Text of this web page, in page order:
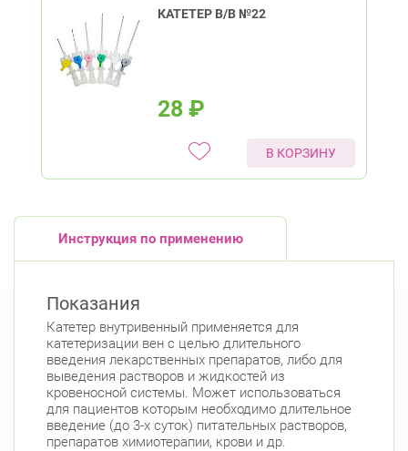
КАТЕТЕР В/В №22
28 ₽
В КОРЗИНУ
Инструкция по применению
Показания
Катетер внутривенный применяется для
катетеризации вен с целью длительного
введения лекарственных препаратов, либо для
выведения растворов и жидкостей из
кровеносной системы. Может использоваться
для пациентов которым необходимо длительное
введение (до 3-х суток) питательных растворов,
препаратов химиотерапии, крови и др.